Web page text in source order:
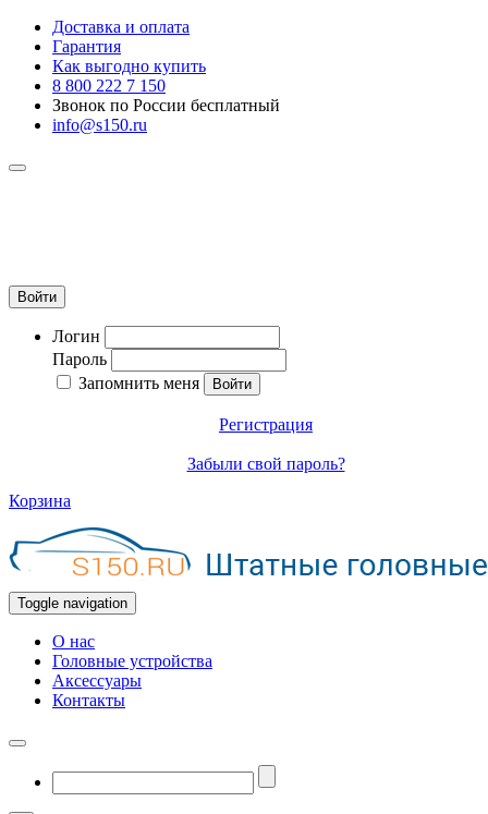
Доставка и оплата
Гарантия
Как выгодно купить
8 800 222 7 150
Звонок по России бесплатный
info@s150.ru
Войти
Логин
Пароль
Запомнить меня
Регистрация
Забыли свой пароль?
Корзина
Toggle navigation
О нас
Головные устройства
Аксессуары
Контакты